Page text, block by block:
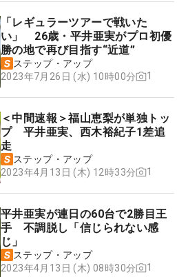
「レギュラーツアーで戦いた
い」 26歳・平井亜実がプロ初優
勝の地で再び目指す“近道”
ステップ・アップ
2023年7月26日 (水) 10時00分
1
＜中間速報＞福山恵梨が単独トッ
プ 平井亜実、西木裕紀子1差追
走
ステップ・アップ
2023年4月13日 (木) 12時33分
1
平井亜実が連日の60台で2勝目王
手 不調脱し「信じられない感
じ」
ステップ・アップ
2023年4月13日 (木) 08時30分
1